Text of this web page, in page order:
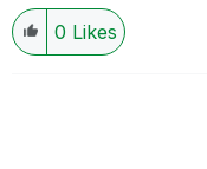
0 Likes